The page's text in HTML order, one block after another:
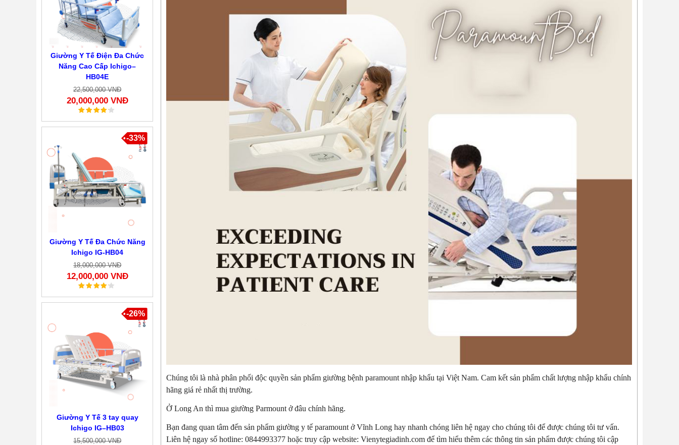
Giường Y Tế Điện Đa Chức
Năng Cao Cấp Ichigo–
HB04E
22,500,000 VNĐ
20,000,000 VNĐ
Giường Y Tế Đa Chức Năng
Ichigo IG-HB04
18,000,000 VNĐ
12,000,000 VNĐ
-33%
Giường Y Tế 3 tay quay
Ichigo IG–HB03
15,500,000 VNĐ
-26%
Chúng tôi là nhà phân phối độc quyền sản phẩm giường bệnh paramount nhập khẩu tại Việt Nam. Cam kết sản phẩm chất lượng nhập khẩu chính
hãng giá rẻ nhất thị trường.
Ở Long An thì mua giường Parmount ở đâu chính hãng.
Bạn đang quan tâm đến sản phẩm giường y tế paramount ở Vĩnh Long hay nhanh chóng liên hệ ngay cho chúng tôi để được chúng tôi tư vấn.
Liên hệ ngay số hotline: 0844993377 hoặc truy cập website: Vienytegiadinh.com để tìm hiểu thêm các thông tin sản phẩm được chúng tôi cập